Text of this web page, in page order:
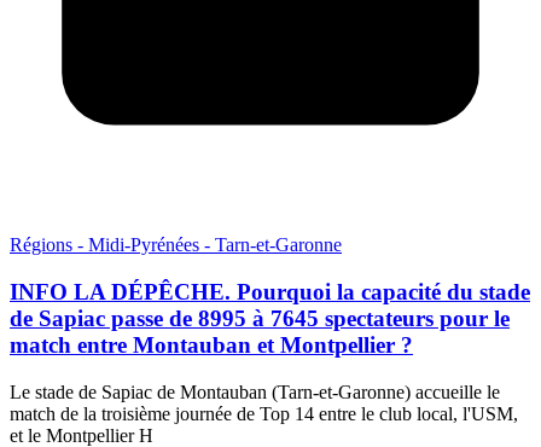
Régions - Midi-Pyrénées - Tarn-et-Garonne
INFO LA DÉPÊCHE. Pourquoi la capacité du stade
de Sapiac passe de 8995 à 7645 spectateurs pour le
match entre Montauban et Montpellier ?
Le stade de Sapiac de Montauban (Tarn-et-Garonne) accueille le
match de la troisième journée de Top 14 entre le club local, l'USM,
et le Montpellier H